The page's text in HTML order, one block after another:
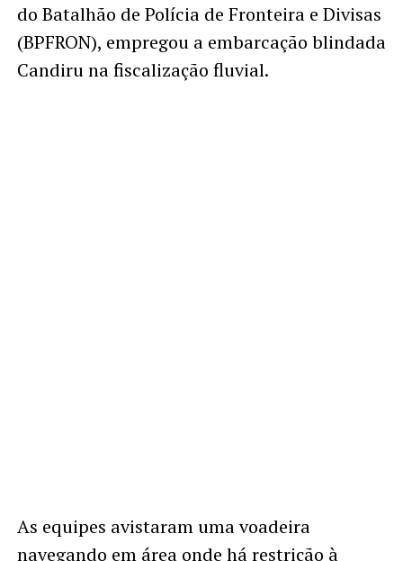
do Batalhão de Polícia de Fronteira e Divisas
(BPFRON), empregou a embarcação blindada
Candiru na fiscalização fluvial.
As equipes avistaram uma voadeira
navegando em área onde há restrição à